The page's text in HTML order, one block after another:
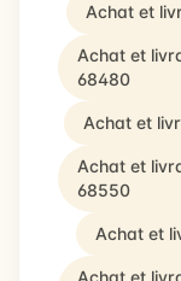
Achat et
Achat et
68480
Achat et
Achat et
68550
Achat et
Achat et